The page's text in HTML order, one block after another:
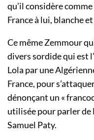
qu’il considère
France à lui, blanche
Ce même Zemmour
divers sordide qui est
Lola par une
France, pour
dénonçant un «
utilisée pour parler de
Samuel Paty.